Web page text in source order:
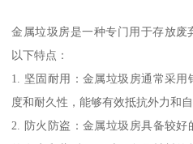
金属垃圾房是一种专门用于存放
以下特点：
1. 坚固耐用：金属垃圾房通常采
度和耐久性，能够有效抵抗外力和自
2. 防火防盗：金属垃圾房具备较